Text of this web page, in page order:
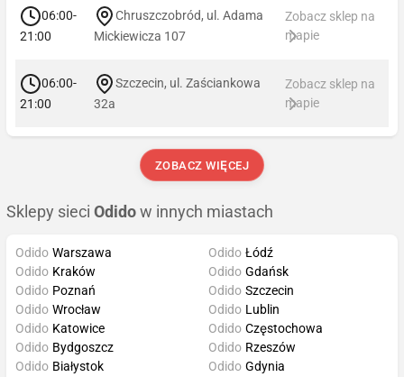
06:00-
21:00
Chruszczobród, ul. Adama
Mickiewicza 107
Zobacz sklep na
mapie
06:00-
21:00
Szczecin, ul. Zaściankowa
32a
Zobacz sklep na
mapie
ZOBACZ WIĘCEJ
Sklepy sieci Odido w innych miastach
Odido Warszawa
Odido Kraków
Odido Poznań
Odido Wrocław
Odido Łódź
Odido Gdańsk
Odido Szczecin
Odido Lublin
Odido Katowice
Odido Bydgoszcz
Odido Białystok
Odido Częstochowa
Odido Rzeszów
Odido Gdynia